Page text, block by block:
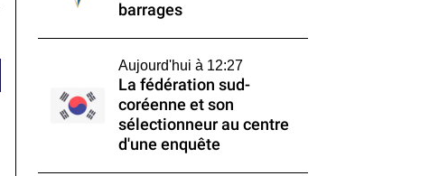
barrages
Aujourd'hui à 12:27
La fédération sud-
coréenne et son
sélectionneur au centre
d'une enquête